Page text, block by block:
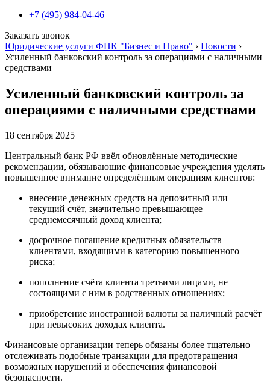
+7 (495) 984-04-46
Заказать звонок
Юридические услуги ФПК "Бизнес и Право" › Новости ›
Усиленный банковский контроль за операциями с наличными
средствами
Усиленный банковский контроль за
операциями с наличными средствами
18 сентября 2025
Центральный банк РФ ввёл обновлённые методические
рекомендации, обязывающие финансовые учреждения уделять
повышенное внимание определённым операциям клиентов:
внесение денежных средств на депозитный или
текущий счёт, значительно превышающее
среднемесячный доход клиента;
досрочное погашение кредитных обязательств
клиентами, входящими в категорию повышенного
риска;
пополнение счёта клиента третьими лицами, не
состоящими с ним в родственных отношениях;
приобретение иностранной валюты за наличный расчёт
при невысоких доходах клиента.
Финансовые организации теперь обязаны более тщательно
отслеживать подобные транзакции для предотвращения
возможных нарушений и обеспечения финансовой
безопасности.